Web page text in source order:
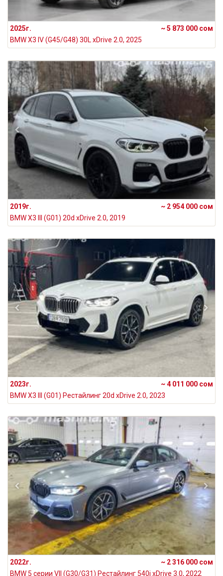
2025г.
~ 5 873 000 сом
BMW X3 IV (G45/G48) 30L xDrive 2.0, 2025
2019г.
~ 2 954 000 сом
BMW X3 III (G01) 20d xDrive 2.0, 2019
2023г.
~ 4 011 000 сом
BMW X3 III (G01) Рестайлинг 20d xDrive 2.0, 2023
2022г.
~ 2 316 000 сом
BMW 5 серии VII (G30/G31) Рестайлинг 540i xDrive 3.0, 2022